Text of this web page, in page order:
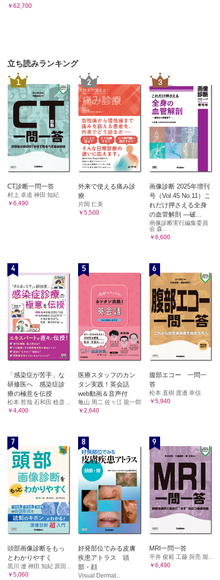
￥62,700
立ち読みランキング
1
CT診断一問一答
村上 卓道 神田 知紀
￥6,490
2
外来で使える痛み診
療
片岡 仁美
￥5,500
3
画像診断 2025年増刊
号（Vol.45 No.11）こ
れだけ押さえる全身
の血管解剖 ―破...
画像診断実行編集委員
会 森...
￥6,600
4
「感染症が苦手」な
研修医へ 感染症診
療の極意を伝授
松本 哲哉 石和田 稔彦 ...
￥4,400
5
医療スタッフのカン
タン実践！英会話
web動画＆音声付
亀山 周二 佐々江 龍一郎
￥2,640
6
腹部エコー 一問一
答
松本 直樹 渡邊 幸信
￥5,940
7
頭部画像診断をもっ
とわかりやすく
黒川 遼 神田 知紀 原田...
￥5,060
8
好発部位でみる皮膚
疾患アトラス 頭
部・顔
Visual Dermat...
9
MRI一問一答
平井 俊範 工藤 與亮 堀...
￥6,490